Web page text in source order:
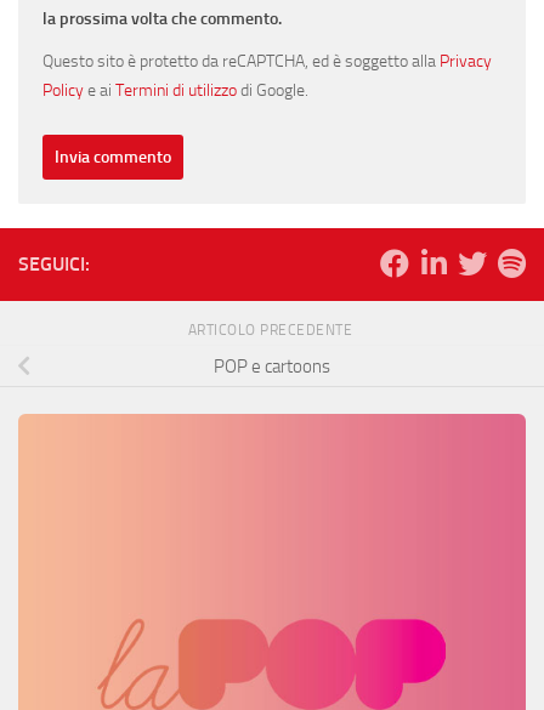
la prossima volta che commento.
Questo sito è protetto da reCAPTCHA, ed è soggetto alla Privacy
Policye ai Termini di utilizzodi Google.
SEGUICI:
ARTICOLO PRECEDENTE
POP e cartoons